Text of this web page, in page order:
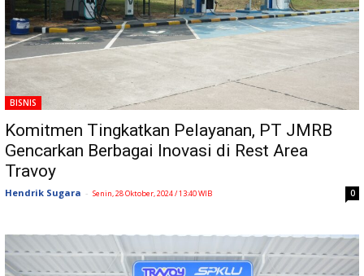
BISNIS
Komitmen Tingkatkan Pelayanan, PT JMRB
Gencarkan Berbagai Inovasi di Rest Area
Travoy
Hendrik Sugara - Senin, 28 Oktober, 2024 / 13:40 WIB 0